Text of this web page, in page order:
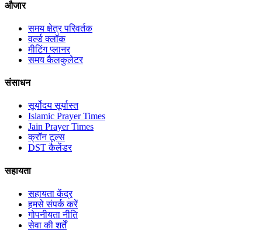
औजार
समय क्षेत्र परिवर्तक
वर्ल्ड क्लॉक
मीटिंग प्लानर
समय कैलकुलेटर
संसाधन
सूर्योदय सूर्यास्त
Islamic Prayer Times
Jain Prayer Times
क्रॉन टूल्स
DST कैलेंडर
सहायता
सहायता केंद्र
हमसे संपर्क करें
गोपनीयता नीति
सेवा की शर्तें